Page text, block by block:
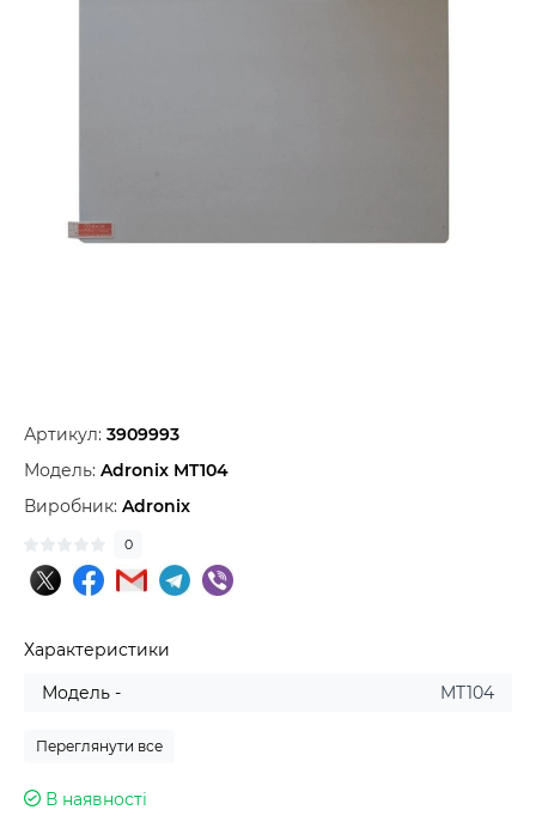
Артикул: 3909993
Модель: Adronix MT104
Виробник: Adronix
0
Характеристики
Модель -
MT104
Переглянути все
В наявності